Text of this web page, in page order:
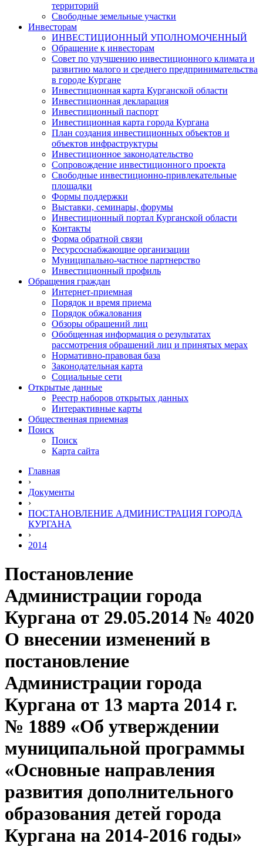
территорий
Свободные земельные участки
Инвесторам
ИНВЕСТИЦИОННЫЙ УПОЛНОМОЧЕННЫЙ
Обращение к инвесторам
Совет по улучшению инвестиционного климата и
развитию малого и среднего предпринимательства
в городе Кургане
Инвестиционная карта Курганской области
Инвестиционная декларация
Инвестиционный паспорт
Инвестиционная карта города Кургана
План создания инвестиционных объектов и
объектов инфраструктуры
Инвестиционное законодательство
Сопровождение инвестиционного проекта
Свободные инвестиционно-привлекательные
площадки
Формы поддержки
Выставки, семинары, форумы
Инвестиционный портал Курганской области
Контакты
Форма обратной связи
Ресурсоснабжающие организации
Муниципально-частное партнерство
Инвестиционный профиль
Обращения граждан
Интернет-приемная
Порядок и время приема
Порядок обжалования
Обзоры обращений лиц
Обобщенная информация о результатах
рассмотрения обращений лиц и принятых мерах
Нормативно-правовая база
Законодательная карта
Социальные сети
Открытые данные
Реестр наборов открытых данных
Интерактивные карты
Общественная приемная
Поиск
Поиск
Карта сайта
Главная
›
Документы
›
ПОСТАНОВЛЕНИЕ АДМИНИСТРАЦИЯ ГОРОДА
КУРГАНА
›
2014
Постановление
Администрации города
Кургана от 29.05.2014 № 4020
О внесении изменений в
постановление
Администрации города
Кургана от 13 марта 2014 г.
№ 1889 «Об утверждении
муниципальной программы
«Основные направления
развития дополнительного
образования детей города
Кургана на 2014-2016 годы»